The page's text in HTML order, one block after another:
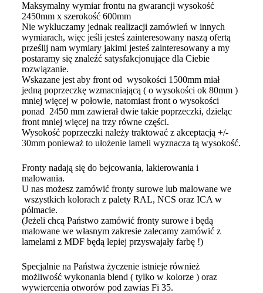
Maksymalny wymiar frontu na gwarancji wysokość
2450mm x szerokość 600mm
Nie wykluczamy jednak realizacji zamówień w innych
wymiarach, więc jeśli jesteś zainteresowany naszą ofertą
prześlij nam wymiary jakimi jesteś zainteresowany a my
postaramy się znaleźć satysfakcjonujące dla Ciebie
rozwiązanie.
Wskazane jest aby front od wysokości 1500mm miał
jedną poprzeczkę wzmacniającą ( o wysokości ok 80mm )
mniej więcej w połowie, natomiast front o wysokości
ponad 2450 mm zawierał dwie takie poprzeczki, dzieląc
front mniej więcej na trzy równe części.
Wysokość poprzeczki należy traktować z akceptacją +/-
30mm ponieważ to ułożenie lameli wyznacza tą wysokość.
Fronty nadają się do bejcowania, lakierowania i
malowania.
U nas możesz zamówić fronty surowe lub malowane we
wszystkich kolorach z palety RAL, NCS oraz ICA w
półmacie.
(Jeżeli chcą Państwo zamówić fronty surowe i będą
malowane we własnym zakresie zalecamy zamówić z
lamelami z MDF będą lepiej przyswajały farbę !)
Specjalnie na Państwa życzenie istnieje również
możliwość wykonania blend ( tylko w kolorze ) oraz
wywiercenia otworów pod zawias Fi 35.